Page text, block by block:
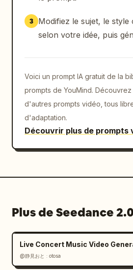
changé ma façon de vivre la
(Rythme lent, émotion
persistante) La caméra
d'histoires, son regard est
mais avec une pointe de
musique de fond s'arrête
cool mais légèrement doux
femme, vignettage + halo de
violet.
3
Modifiez le sujet, le style
selon votre idée, puis
Voici un prompt IA gratuit de la
prompts de YouMind. Découvrez
d'autres prompts vidéo, tous
d'adaptation.
Découvrir plus de prompts
Plus de Seedance
Live Concert Music Video
@静見おと : otosa